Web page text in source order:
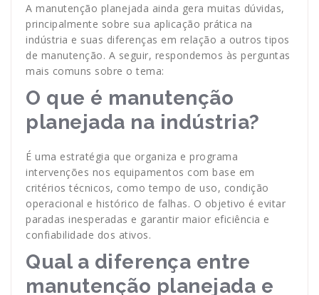
A manutenção planejada ainda gera muitas dúvidas,
principalmente sobre sua aplicação prática na
indústria e suas diferenças em relação a outros tipos
de manutenção. A seguir, respondemos às perguntas
mais comuns sobre o tema:
O que é manutenção
planejada na indústria?
É uma estratégia que organiza e programa
intervenções nos equipamentos com base em
critérios técnicos, como tempo de uso, condição
operacional e histórico de falhas. O objetivo é evitar
paradas inesperadas e garantir maior eficiência e
confiabilidade dos ativos.
Qual a diferença entre
manutenção planejada e